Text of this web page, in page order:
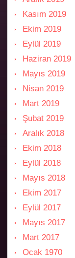
Kasım 2019
Ekim 2019
Eylül 2019
Haziran 2019
Mayıs 2019
Nisan 2019
Mart 2019
Şubat 2019
Aralık 2018
Ekim 2018
Eylül 2018
Mayıs 2018
Ekim 2017
Eylül 2017
Mayıs 2017
Mart 2017
Ocak 1970